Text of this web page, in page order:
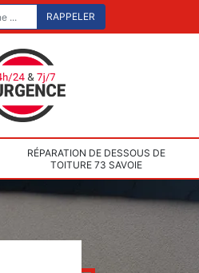
RÉPARATION DE DESSOUS DE
TOITURE 73 SAVOIE